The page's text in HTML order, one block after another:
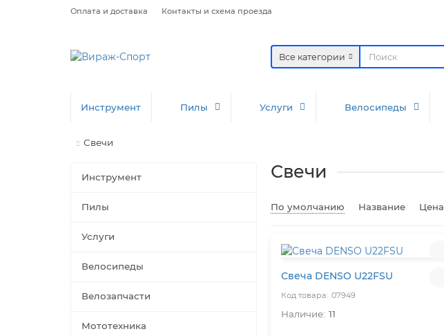
Оплата и доставка Контакты и схема проезда
Все категории
Инструмент Пилы Услуги Велосипеды
Свечи
Инструмент
Пилы
Услуги
Велосипеды
Велозапчасти
Мототехника
Свечи
По умолчанию Название Цена
Свеча DENSO U22FSU
07949
11